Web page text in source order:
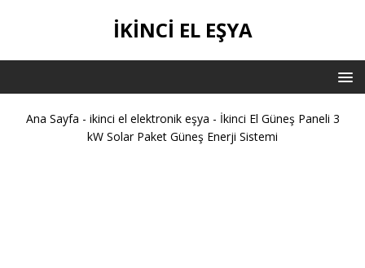
IKINCI EL EŞYA
Ana Sayfa - ikinci el elektronik eşya - İkinci El Güneş Paneli 3
kW Solar Paket Güneş Enerji Sistemi